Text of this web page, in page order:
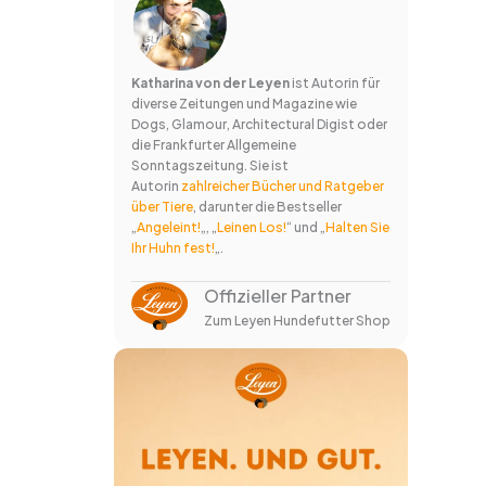
Katharina von der Leyen ist Autorin für
diverse Zeitungen und Magazine wie
Dogs, Glamour, Architectural Digist oder
die Frankfurter Allgemeine
Sonntagszeitung. Sie ist
Autorin zahlreicher Bücher und Ratgeber
über Tiere , darunter die Bestseller
„Angeleint! „, „Leinen Los!“ und „Halten Sie
Ihr Huhn fest!
Offizieller Partner
Zum Leyen Hundefutter Shop